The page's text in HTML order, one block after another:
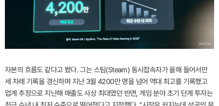
자본의 흐름도 같다고 봤다. 그는 스팀(Steam) 동시접속자가 올해 들어서만
세 차례 기록을 경신하며 지난 3월 4200만 명을 넘어 역대 최고를 기록했고
업계 추정으로 지난해 매출도 사상 최대였던 반면, 게임 분야 초기 단계 투자는